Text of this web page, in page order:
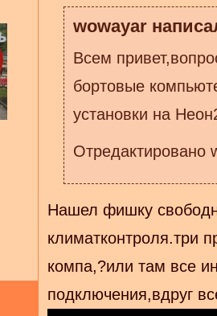
wowayar
Всем
бортовые
установки на
Отредактировано
Нашел фишку
климатконтроля.три
компа,?или там все
подключения,вдруг